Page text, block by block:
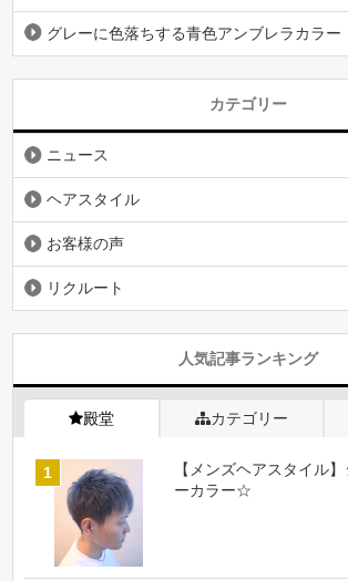
グレーに色落ちする青色アンブレラカラー
カテゴリー
ニュース
ヘアスタイル
お客様の声
リクルート
人気記事ランキング
殿堂 カテゴリー
【メンズヘアスタイル
ーカラー☆